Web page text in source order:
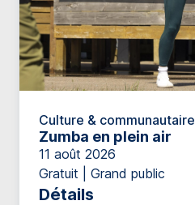
Culture & communautaire
Zumba en plein air
11 août 2026
Gratuit | Grand public
Détails